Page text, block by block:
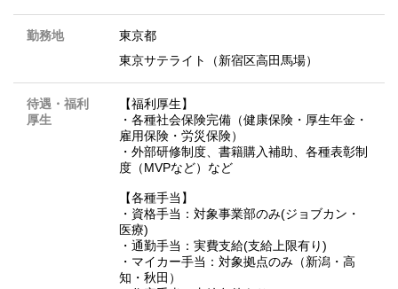
勤務地
東京都
東京サテライト（新宿区高田馬場）
待遇・福利
厚生
【福利厚生】
・各種社会保険完備（健康保険・厚生年金・
雇用保険・労災保険）
・外部研修制度、書籍購入補助、各種表彰制
度（MVPなど）など
【各種手当】
・資格手当：対象事業部のみ(ジョブカン・
医療)
・通勤手当：実費支給(支給上限有り)
・マイカー手当：対象拠点のみ（新潟・高
知・秋田）